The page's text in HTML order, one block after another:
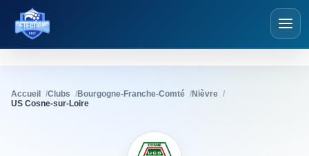
Détections Foot
Accueil Clubs Bourgogne-Franche-Comté
Nièvre
US Cosne-sur-Loire